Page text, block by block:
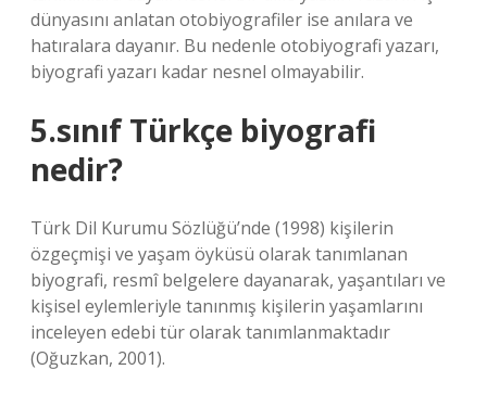
dünyasını anlatan otobiyografiler ise anılara ve
hatıralara dayanır. Bu nedenle otobiyografi yazarı,
biyografi yazarı kadar nesnel olmayabilir.
5.sınıf Türkçe biyografi
nedir?
Türk Dil Kurumu Sözlüğü’nde (1998) kişilerin
özgeçmişi ve yaşam öyküsü olarak tanımlanan
biyografi, resmî belgelere dayanarak, yaşantıları ve
kişisel eylemleriyle tanınmış kişilerin yaşamlarını
inceleyen edebi tür olarak tanımlanmaktadır
(Oğuzkan, 2001).